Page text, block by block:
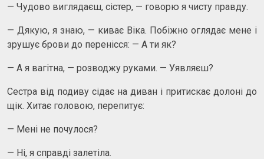
— Чудово виглядаєш, сістер, — говорю я чисту правду.
— Дякую, я знаю, — киває Віка. Побіжно оглядає мене і
зрушує брови до перенісся: — А ти як?
— А я вагітна, — розводжу руками. — Уявляєш?
Сестра від подиву сідає на диван і притискає долоні до
щік. Хитає головою, перепитує:
— Мені не почулося?
— Ні, я справді залетіла.